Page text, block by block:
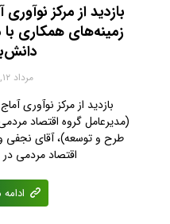
بازدید از مرکز
زمینه‌های همکاری
مرداد ۱۲, ۱۴۰۵
بازدید از مرکز نوآوری
(مدیرعامل گروه اقتصاد
طرح و توسعه)، آقای نجفی‌ و
اقتصاد مردمی